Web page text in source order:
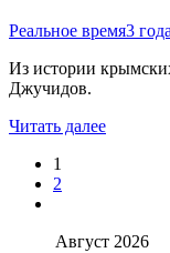
Реальное время3
Из истории
Джучидов.
Читать далее
1
2
Август 2026